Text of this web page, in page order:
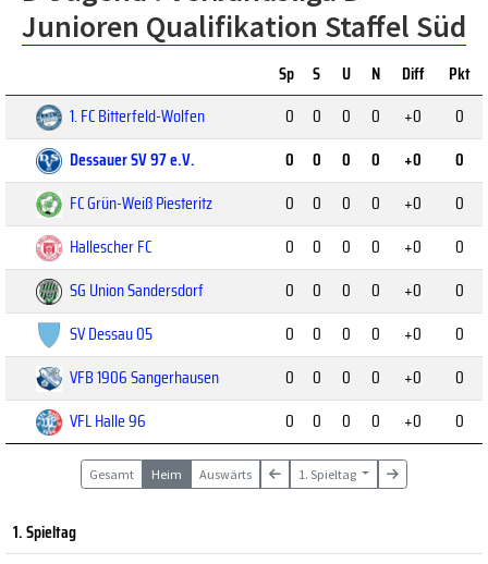
Junioren Qualifikation Staffel Süd
Sp S U N Diff
Pkt
1. FC Bitterfeld-Wolfen
0 0 0 0 +0
0
Dessauer SV 97 e.V.
0 0 0 0 +0
0
FC Grün-Weiß Piesteritz
0 0 0 0 +0
0
Hallescher FC
0 0 0 0 +0
0
SG Union Sandersdorf
0 0 0 0 +0
0
SV Dessau 05
0 0 0 0 +0
0
VFB 1906 Sangerhausen
0 0 0 0 +0
0
VFL Halle 96
0 0 0 0 +0 0
Gesamt Heim Auswärts 1. Spieltag
1. Spieltag